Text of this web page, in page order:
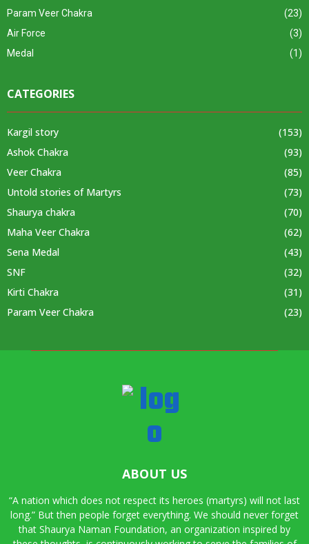
Param Veer Chakra
(23)
Air Force
(3)
Medal
(1)
CATEGORIES
Kargil story
(153)
Ashok Chakra
(93)
Veer Chakra
(85)
Untold stories of Martyrs
(73)
Shaurya chakra
(70)
Maha Veer Chakra
(62)
Sena Medal
(43)
SNF
(32)
Kirti Chakra
(31)
Param Veer Chakra
(23)
ABOUT US
“A nation which does not respect its heroes (martyrs) will not last
long.” But then people forget everything. We should never forget
that Shaurya Naman Foundation, an organization inspired by